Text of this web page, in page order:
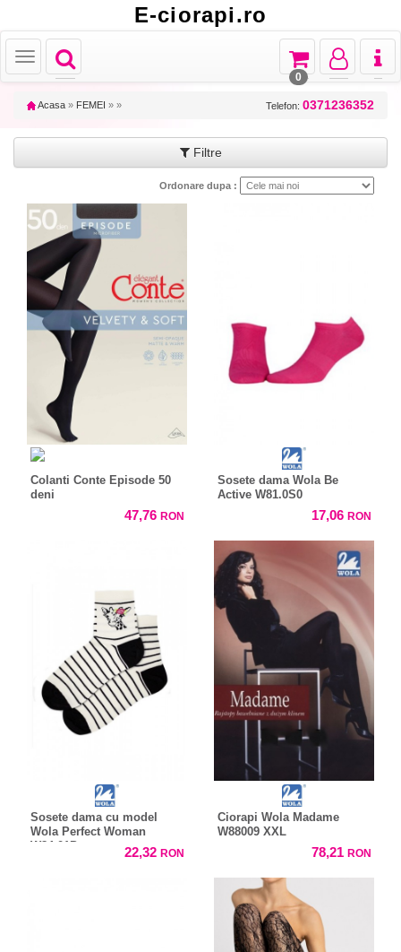
E-ciorapi.ro
Toggle
navigation
Toggle
Toggle
navigation
Toggle
navigation
Toggle
navigation
0
Acasa » FEMEI » » Telefon: 0371236352
Filtre
Ordonare dupa :
Colanti Conte Episode 50
deni
47,76 RON
Sosete dama Wola Be
Active W81.0S0
17,06 RON
Sosete dama cu model
Wola Perfect Woman
W84.01P
22,32 RON
Ciorapi Wola Madame
W88009 XXL
78,21 RON